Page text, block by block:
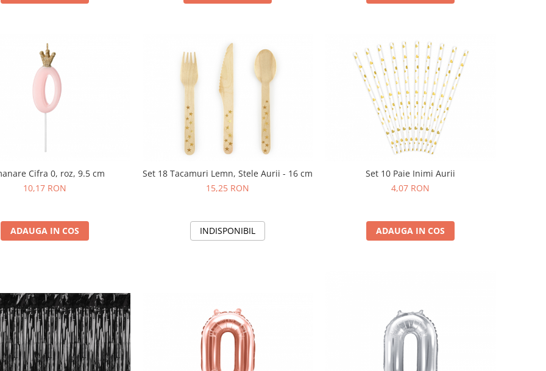
Cifra 0, roz, 9.5 cm
10,17 RON
ADAUGA IN COS
Set 18 Tacamuri Lemn, Stele Aurii - 16 cm
15,25 RON
INDISPONIBIL
Set 10 Paie Inimi Aurii
4,07 RON
ADAUGA IN COS